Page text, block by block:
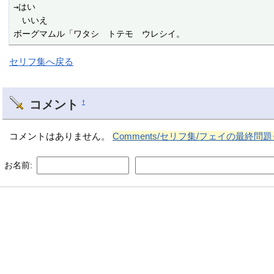
→はい
いいえ
ボーグマムル「ワタシ　トテモ　ウレシイ。
セリフ集へ戻る
コメント †
コメントはありません。Comments/セリフ集/フェイの最終問題
お名前: